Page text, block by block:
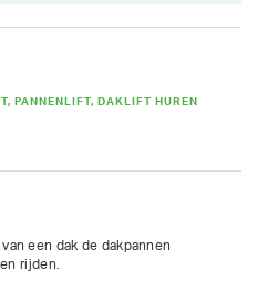
PANNENLIFT, DAKLIFT HUREN
een dak de dakpannen
rijden.